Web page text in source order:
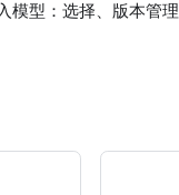
模型：选择、版本管理